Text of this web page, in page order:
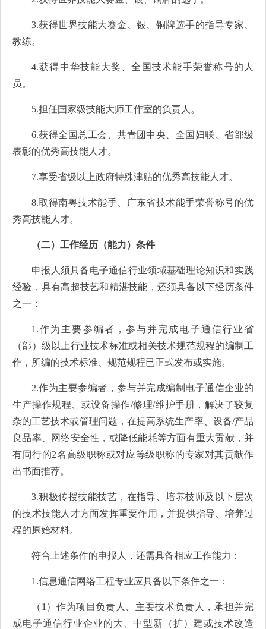
3.获得世界技能大赛金、银、铜牌选手的指导专家、
教练。
4.获得中华技能大奖、全国技术能手荣誉称号的人
员。
5.担任国家级技能大师工作室的负责人。
6.获得全国总工会、共青团中央、全国妇联、省部级
表彰的优秀高技能人才。
7.享受省级以上政府特殊津贴的优秀高技能人才。
8.取得南粤技术能手、广东省技术能手荣誉称号的优
秀高技能人才。
（二）工作经历（能力）条件
申报人须具备电子通信行业领域基础理论知识和实践
经验，具有高超技艺和精湛技能，还须具备以下经历条件
之一：
1.作为主要参编者，参与并完成电子通信行业省
（部）级以上行业技术标准或相关技术规范规程的编制工
作，所编的技术标准、规范规程已正式发布或实施。
2.作为主要参编者，参与并完成编制电子通信企业的
生产操作规程、或设备操作/修理/维护手册，解决了较复
杂的工艺技术或管理问题，在提高系统生产率、设备/产品
良品率、网络安全性，或降低能耗等方面有重大贡献，并
有同行的2名高级职称或对应等级职称的专家对其贡献作
出书面推荐。
3.积极传授技能技艺，在指导、培养技师及以下层次
的技术技能人才方面发挥重要作用，并提供指导、培养过
程的原始材料。
符合上述条件的申报人，还需具备相应工作能力：
1.信息通信网络工程专业应具备以下条件之一：
（1）作为项目负责人、主要技术负责人，承担并完
成电子通信行业企业的大、中型新（扩）建或技术改造